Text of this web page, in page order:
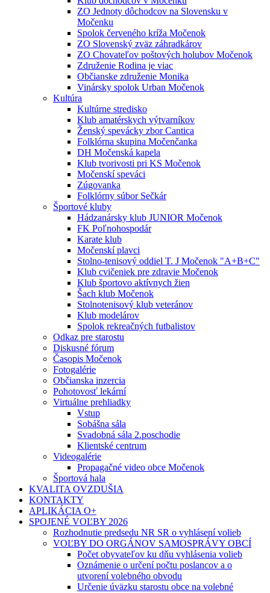
ZO Jednoty dôchodcov na Slovensku v
Močenku
Spolok červeného kríža Močenok
ZO Slovenský zväz záhradkárov
ZO Chovateľov poštových holubov Močenok
Združenie Rodina je viac
Občianske združenie Monika
Vinársky spolok Urban Močenok
Kultúra
Kultúrne stredisko
Klub amatérskych výtvarníkov
Ženský spevácky zbor Cantica
Folklórna skupina Močenčanka
DH Močenská kapela
Klub tvorivosti pri KS Močenok
Močenskí speváci
Zúgovanka
Folklórny súbor Sečkár
Športové kluby
Hádzanársky klub JUNIOR Močenok
FK Poľnohospodár
Karate klub
Močenskí plavci
Stolno-tenisový oddiel T. J Močenok "A+B+C"
Klub cvičeniek pre zdravie Močenok
Klub športovo aktívnych žien
Šach klub Močenok
Stolnotenisový klub veteránov
Klub modelárov
Spolok rekreačných futbalistov
Odkaz pre starostu
Diskusné fórum
Časopis Močenok
Fotogalérie
Občianska inzercia
Pohotovosť lekární
Virtuálne prehliadky
Vstup
Sobášna sála
Svadobná sála 2.poschodie
Klientské centrum
Videogalérie
Propagačné video obce Močenok
Športová hala
KVALITA OVZDUŠIA
KONTAKTY
APLIKÁCIA O+
SPOJENÉ VOĽBY 2026
Rozhodnutie predsedu NR SR o vyhlásení volieb
VOĽBY DO ORGÁNOV SAMOSPRÁVY OBCÍ
Počet obyvateľov ku dňu vyhlásenia volieb
Oznámenie o určení počtu poslancov a o
utvorení volebného obvodu
Určenie úväzku starostu obce na volebné